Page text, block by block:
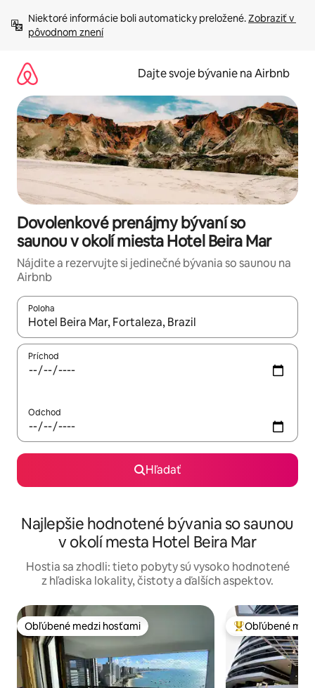
obsah.
Niektoré informácie boli automaticky preložené. Zobraziť v
pôvodnom znení
Dajte svoje bývanie na Airbnb
Dovolenkové prenájmy bývaní so
saunou v okolí miesta Hotel Beira Mar
Nájdite a rezervujte si jedinečné bývania so saunou na
Airbnb
Poloha
Keď budú výsledky k dispozícii, môžete si ich prechádzať
Príchod
Odchod
Hľadať
Najlepšie hodnotené bývania so saunou
v okolí mesta Hotel Beira Mar
Hostia sa zhodli: tieto pobyty sú vysoko hodnotené
z hľadiska lokality, čistoty a ďalších aspektov.
Obľúbené medzi hosťami
Obľúbené medzi hosťami Najobľúbenejšie
Obľúbené